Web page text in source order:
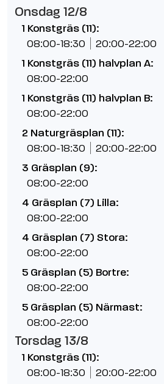
Onsdag 12/8
1 Konstgräs (11):
08:00-18:30 20:00-22:00
1 Konstgräs (11) halvplan A:
08:00-22:00
1 Konstgräs (11) halvplan B:
08:00-22:00
2 Naturgräsplan (11):
08:00-18:30 20:00-22:00
3 Gräsplan (9):
08:00-22:00
4 Gräsplan (7) Lilla:
08:00-22:00
4 Gräsplan (7) Stora:
08:00-22:00
5 Gräsplan (5) Bortre:
08:00-22:00
5 Gräsplan (5) Närmast:
08:00-22:00
Torsdag 13/8
1 Konstgräs (11):
08:00-18:30 20:00-22:00